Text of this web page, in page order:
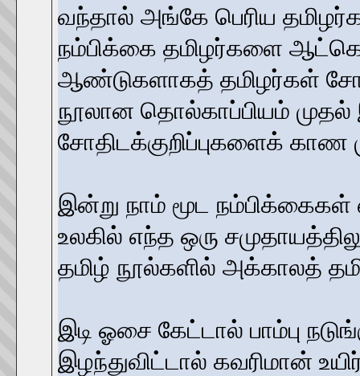
வந்தால் அங்கே பெரிய
நம்பிக்கை தமிழர்களை
ஆண்டுகளாகத் தமிழர்கள்
நூலான தொல்காப்பியம் முதல்
சோதிடக்குறிப்புகளைக் காண
இன்று நாம் மூட நம்பிக்கைகள்
உலகில் எந்த ஒரு
தமிழ் நூல்களில் அக்காலத்
இடி ஓசை கேட்டால் பாம்பு
இழந்துவிட்டால் கவரிமான்